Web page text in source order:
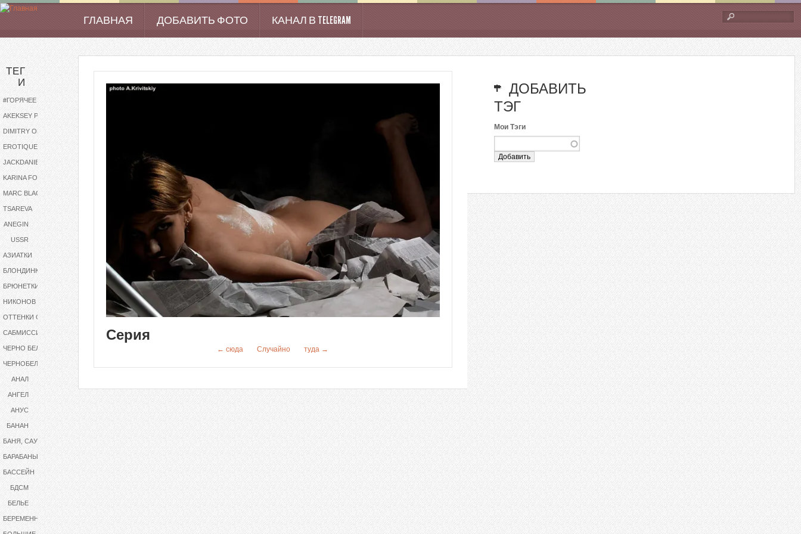
Перейти к основному содержанию
поиска
Main menu
ГЛАВНАЯ ДОБАВИТЬ ФОТО КАНАЛ В TELEGRAM
ТЕГ
И
#ГОРЯЧЕЕ
EROTIQUE
JACKDANIELS
KARINA FOXX
MARC BLACKIE
TSAREVA
ANEGIN
USSR
АЗИАТКИ
БЛОНДИНКИ
БРЮНЕТКИ
НИКОНОВ
САБМИССИВ
ЧЕРНО БЕЛОЕ
ЧЕРНОБЕЛОЕ
АНАЛ
АНГЕЛ
АНУС
БАНАН
БАНЯ, САУНА
БАРАБАНЫ
БАССЕЙН
БДСМ
БЕЛЬЕ
БЕРЕМЕННАЯ
Серия
← сюда Случайно туда →
ДОБАВИТЬ
ТЭГ
Мои Тэги